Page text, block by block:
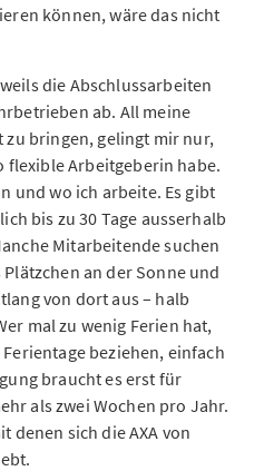
können, wäre das nicht
die Abschlussarbeiten
ab. All meine
bringen, gelingt mir nur,
flexible Arbeitgeberin habe.
und wo ich arbeite. Es gibt
bis zu 30 Tage ausserhalb
Mitarbeitende suchen
an der Sonne und
von dort aus – halb
mal zu wenig Ferien hat,
beziehen, einfach
braucht es erst für
als zwei Wochen pro Jahr.
denen sich die AXA von